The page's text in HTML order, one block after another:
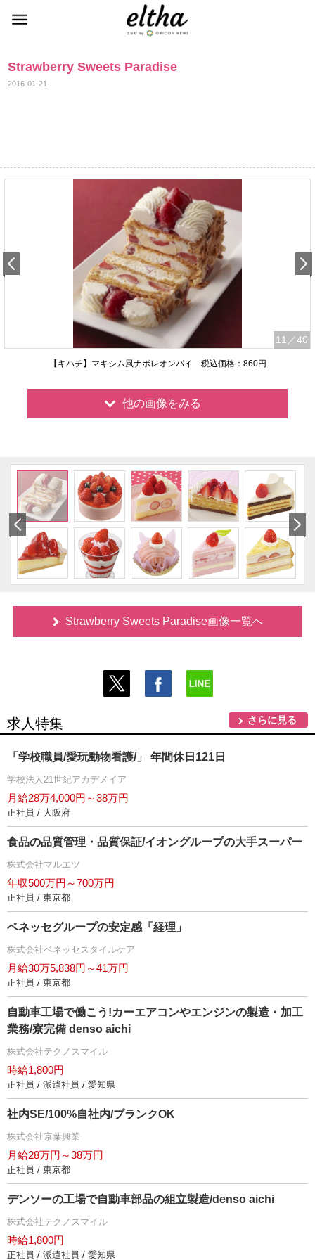
Strawberry Sweets Paradise
2016-01-21
11 ／40
【キハチ】マキシム風ナポレオンパイ 税込価格：860円
他の画像をみる
Strawberry Sweets Paradise画像一覧へ
求人特集 さらに見る
「学校職員/愛玩動物看護/」 年間休日121日
学校法人21世紀アカデメイア
月給28万4,000円～38万円
正社員 / 大阪府
食品の品質管理・品質保証/イオングループの大手スーパー
株式会社マルエツ
年収500万円～700万円
正社員 / 東京都
ベネッセグループの安定感「経理」
株式会社ベネッセスタイルケア
月給30万5,838円～41万円
正社員 / 東京都
自動車工場で働こう!カーエアコンやエンジンの製造・加工
業務/寮完備 denso aichi
株式会社テクノスマイル
時給1,800円
正社員 / 派遣社員 / 愛知県
社内SE/100%自社内/ブランクOK
株式会社京葉興業
月給28万円～38万円
正社員 / 東京都
デンソーの工場で自動車部品の組立製造/denso aichi
株式会社テクノスマイル
時給1,800円
正社員 / 派遣社員 / 愛知県